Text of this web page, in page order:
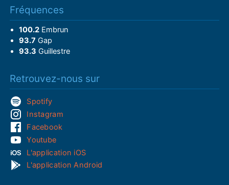
Fréquences
100.2Embrun
93.7 Gap
93.3 Guillestre
Retrouvez-nous sur
Spotify
Instagram
Facebook
Youtube
L'application iOS
L'application Android